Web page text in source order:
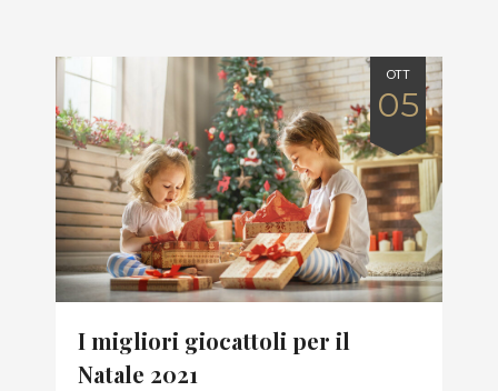
OTT
05
I migliori giocattoli per il
Natale 2021